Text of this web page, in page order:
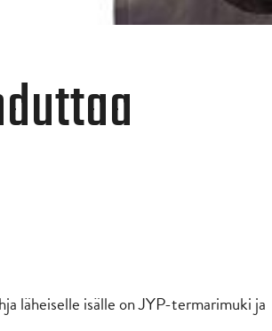
läheiselle isälle on JYP-termarimuki ja